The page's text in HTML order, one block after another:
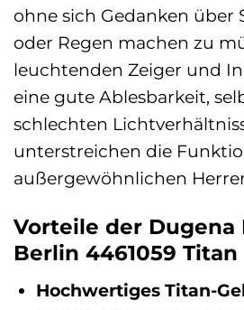
ohne sich Gedanken über
oder Regen machen zu
leuchtenden Zeiger und
eine gute Ablesbarkeit,
schlechten
unterstreichen die
außergewöhnlichen
Vorteile der Dugena
Berlin 4461059 Titan
Hochwertiges Titan-